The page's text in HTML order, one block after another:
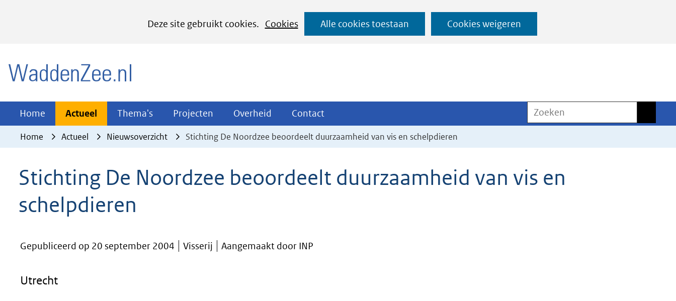
Deze site gebruikt cookies.
Cookies
het
cookies
website
worden
toegestaan
Alle cookies toestaan Cookies weigeren
Ga
naar
Home Actueel Actueel
Uitklappen
Thema's Thema's
Uitklappen
Projecten Projecten
Uitklappen
Overheid Overheid
Uitklappen
Contact
Uitklappen
Zoeken
Home Actueel Nieuwsoverzicht Stichting De Noordzee beoordeelt duurzaamheid van vis en schelpdieren
Stichting De Noordzee beoordeelt duurzaamheid van vis en
schelpdieren
Gepubliceerd op 20 september 2004 Visserij Aangemaakt door INP
Utrecht